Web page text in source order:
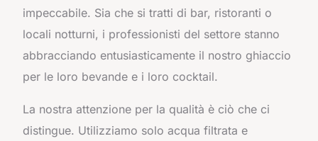
impeccabile. Sia che si tratti di bar, ristoranti o
locali notturni, i professionisti del settore stanno
abbracciando entusiasticamente il nostro ghiaccio
per le loro bevande e i loro cocktail.
La nostra attenzione per la qualità è ciò che ci
distingue. Utilizziamo solo acqua filtrata e